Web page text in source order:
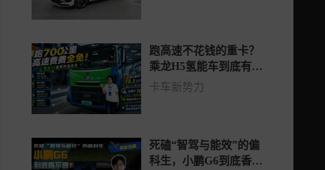
跑高速不花钱的重卡？
乘龙H5氢能车到底有多
香
卡车新势力
死磕“智驾与能效”的偏
科生，小鹏G6到底香不